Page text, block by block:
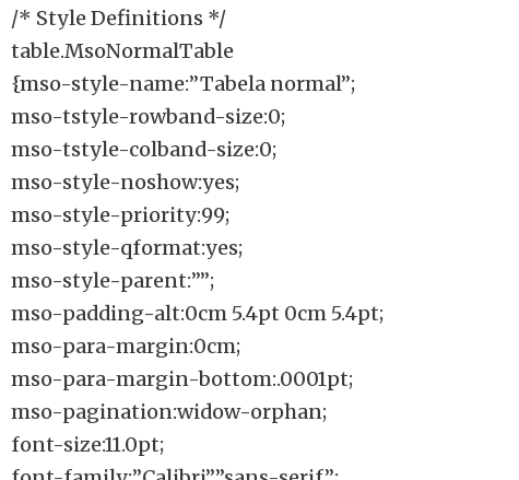
/* Style Definitions */
table.MsoNormalTable
{mso-style-name:”Tabela normal”;
mso-tstyle-rowband-size:0;
mso-tstyle-colband-size:0;
mso-style-noshow:yes;
mso-style-priority:99;
mso-style-qformat:yes;
mso-style-parent:””;
mso-padding-alt:0cm 5.4pt 0cm 5.4pt;
mso-para-margin:0cm;
mso-para-margin-bottom:.0001pt;
mso-pagination:widow-orphan;
font-size:11.0pt;